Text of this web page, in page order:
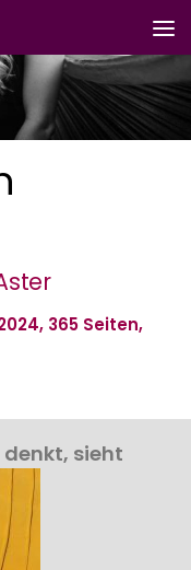
365 Seiten,
sieht